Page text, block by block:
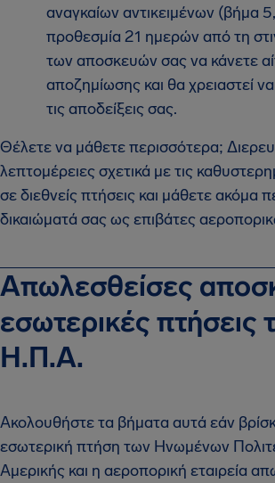
αναγκαίων αντικειμένων (βήμα
προθεσμία 21 ημερών από τη
των αποσκευών σας να κάνετε
αποζημίωσης και θα χρειαστεί
τις αποδείξεις σας.
Θέλετε να μάθετε περισσότερα;
λεπτομέρειες σχετικά με τις
σε διεθνείς πτήσεις και μάθετε ακόμα
δικαιώματά σας ως επιβάτες
Απωλεσθείσες
εσωτερικές πτήσεις
Η.Π.Α.
Ακολουθήστε τα βήματα αυτά εάν
εσωτερική πτήση των Ηνωμένων
Αμερικής και η αεροπορική εταιρεία